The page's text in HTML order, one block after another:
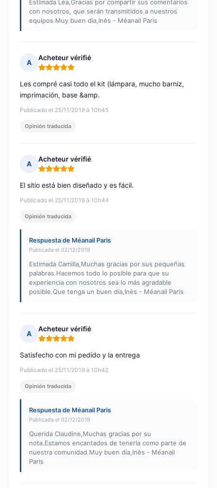
Estimada Léa,Gracias por compartir sus comentarios
con nosotros, que serán transmitidos a nuestros
equipos.Muy buen día,Inès - Méanail Paris
A
Acheteur vérifié
Nota: 5 de 5
Publicado el 25/11/2019 à 10h45
Les compré casi todo el kit (lámpara, mucho barniz,
imprimación, base &amp.
Opinión traducida
A
Acheteur vérifié
Nota: 5 de 5
Publicado el 25/11/2019 à 10h44
El sitio está bien diseñado y es fácil.
Opinión traducida
Respuesta de Méanail Paris
Publicada el 02/12/2019
Estimada Camilla,Muchas gracias por sus pequeñas
palabras.Hacemos todo lo posible para que su
experiencia con nosotros sea lo más agradable
posible.Que tenga un buen día,Inès - Méanail Paris
A
Acheteur vérifié
Nota: 5 de 5
Publicado el 25/11/2019 à 10h42
Satisfecho con mi pedido y la entrega
Opinión traducida
Respuesta de Méanail Paris
Publicada el 02/12/2019
Querida Claudine,Muchas gracias por su
nota.Estamos encantados de tenerla como parte de
nuestra comunidad.Muy buen día,Inès - Méanail
Paris